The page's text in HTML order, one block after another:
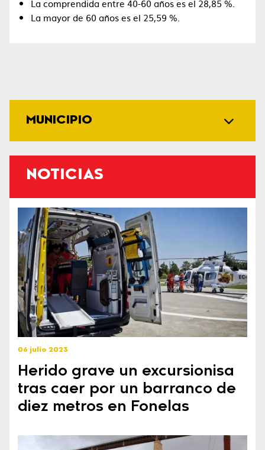
MUNICIPIO
NOTICIAS
06 julio 2023
Herido grave un excursionisa
tras caer por un barranco de
diez metros en Fonelas
La comprendida entre 40-60 años es el 28,85 %.
La mayor de 60 años es el 25,59 %.